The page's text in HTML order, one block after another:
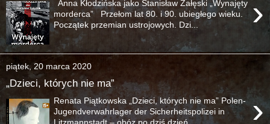
›
Anna Kłodzińska jako Stanisław Załęski „Wynajęty
morderca” Przełom lat 80. i 90. ubiegłego wieku.
Początek przemian ustrojowych. Dzi...
piątek, 20 marca 2020
„Dzieci, których nie ma”
›
Renata Piątkowska „Dzieci, których nie ma” Polen-
Jugendverwahrlager der Sicherheitspolizei in
Litzmannstadt – obóz po dziś dzień ...